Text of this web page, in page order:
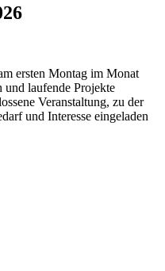
ersten Montag im Monat
und laufende Projekte
Veranstaltung, zu der
und Interesse eingeladen